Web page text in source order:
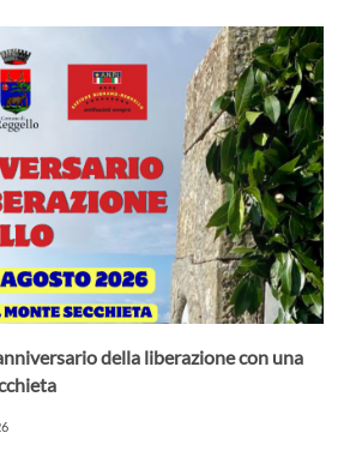
della liberazione con una